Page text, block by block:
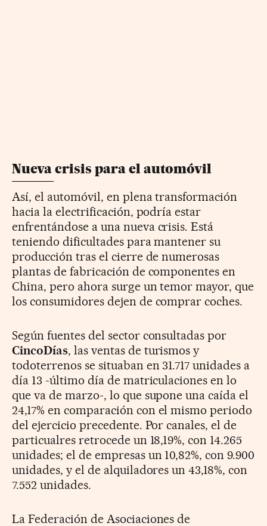
Nueva crisis para el automóvil
Así, el automóvil, en plena transformación
hacia la electrificación, podría estar
enfrentándose a una nueva crisis. Está
teniendo dificultades para mantener su
producción tras el cierre de numerosas
plantas de fabricación de componentes en
China, pero ahora surge un temor mayor, que
los consumidores dejen de comprar coches.
Según fuentes del sector consultadas por
CincoDías, las ventas de turismos y
todoterrenos se situaban en 31.717 unidades a
día 13 -último día de matriculaciones en lo
que va de marzo-, lo que supone una caída el
24,17% en comparación con el mismo periodo
del ejercicio precedente. Por canales, el de
particualres retrocede un 18,19%, con 14.265
unidades; el de empresas un 10,82%, con 9.900
unidades, y el de alquiladores un 43,18%, con
7.552 unidades.
La Federación de Asociaciones de